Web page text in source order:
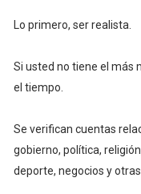
Lo primero, ser realista.
Si usted no tiene el más
el tiempo.
Se verifican cuentas
gobierno, política,
deporte, negocios y